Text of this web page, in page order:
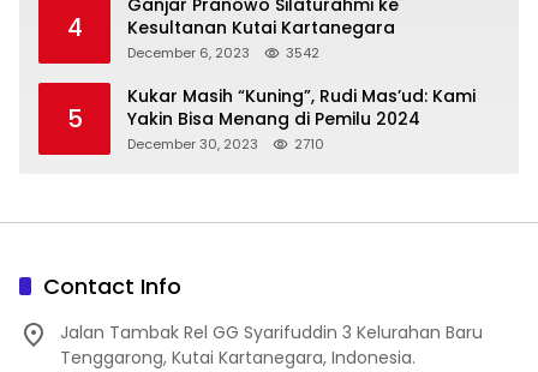
4
Ganjar Pranowo Silaturahmi ke
Kesultanan Kutai Kartanegara
December 6, 2023 3542
5
Kukar Masih “Kuning”, Rudi Mas’ud: Kami
Yakin Bisa Menang di Pemilu 2024
December 30, 2023 2710
Contact Info
Jalan Tambak Rel GG Syarifuddin 3 Kelurahan Baru
Tenggarong, Kutai Kartanegara, Indonesia.